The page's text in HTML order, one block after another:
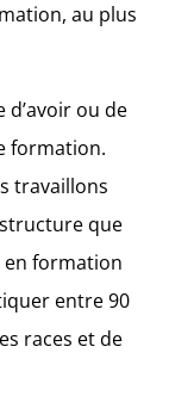
au plus
d’avoir ou de
formation.
travaillons
que
en formation
entre 90
races et de